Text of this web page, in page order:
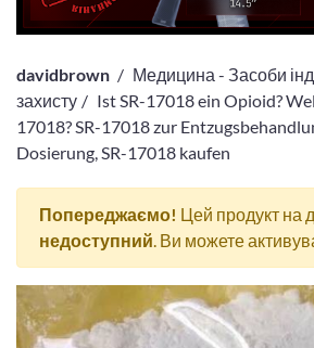
davidbrown
Медицина - Засоби
захисту
Ist SR-17018 ein Opioid?
17018? SR-17018 zur
Dosierung, SR-17018 kaufen
Попереджаємо! Цей продукт на
недоступний. Ви можете